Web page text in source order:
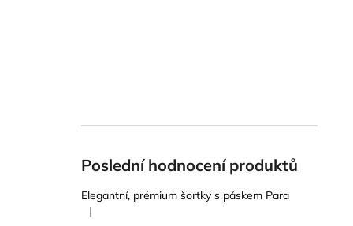
Poslední hodnocení produktů
Elegantní, prémium šortky s páskem Para
Hodnocení produktu je 5 z 5 hvězdiček.
|